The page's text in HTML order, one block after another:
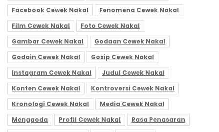
Facebook Cewek Nakal
Fenomena Cewek Nakal
Film Cewek Nakal
Foto Cewek Nakal
Gambar Cewek Nakal
Godaan Cewek Nakal
Godain Cewek Nakal
Gosip Cewek Nakal
Instagram Cewek Nakal
Judul Cewek Nakal
Konten Cewek Nakal
Kontroversi Cewek Nakal
Kronologi Cewek Nakal
Media Cewek Nakal
Menggoda
Profil Cewek Nakal
Rasa Penasaran